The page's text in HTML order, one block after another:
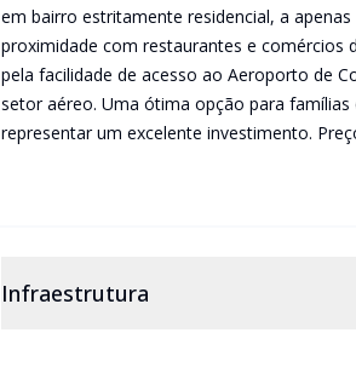
em bairro estritamente residencial, a
proximidade com restaurantes e comércios
pela facilidade de acesso ao Aeroporto de
setor aéreo. Uma ótima opção para
representar um excelente investimento.
Infraestrutura